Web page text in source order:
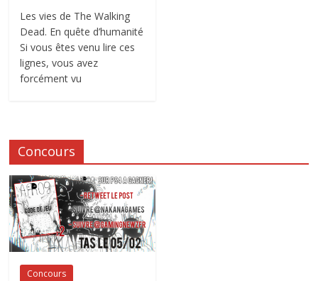
Les vies de The Walking
Dead. En quête d’humanité
Si vous êtes venu lire ces
lignes, vous avez
forcément vu
Concours
Concours